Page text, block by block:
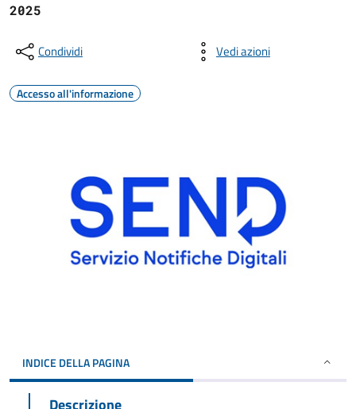
2025
Condividi Vedi azioni
Accesso all'informazione
INDICE DELLA PAGINA
Descrizione